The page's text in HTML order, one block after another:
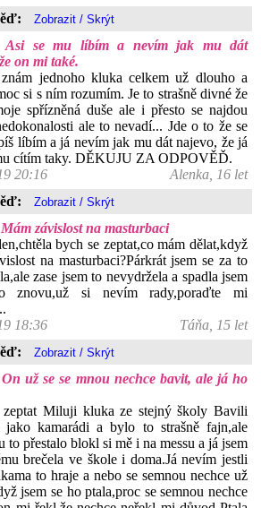
Asi se mu líbím a nevím jak mu dát
on mi také.
jednoho kluka celkem už dlouho a
si s ním rozumím. Je to strašně divné že
spřízněná duše ale i přesto se najdou
ale to nevadí... Jde o to že se
líbím a já nevím jak mu dát najevo, že já
cítím taky. DĚKUJU ZA ODPOVĚĎ.
20:16
Alenka, 16 let
Mám závislost na masturbaci
bych se zeptat,co mám dělat,když
na masturbaci?Párkrát jsem se za to
zase jsem to nevydržela a spadla jsem
znovu,už si nevím rady,poraďte mi
18:36
Táňa, 15 let
On už se se mnou nechce bavit, ale já ho
zeptat Miluji kluka ze stejný školy Bavili
jako kamarádi a bylo to strašně fajn,ale
to přestalo blokl si mě i na messu a já jsem
brečela ve škole i doma.Já nevím jestli
to hraje a nebo se semnou nechce už
jsem se ho ptala,proc se semnou nechce